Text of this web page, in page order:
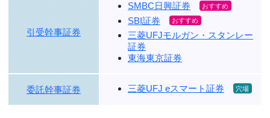
引受幹事証券
SMBC日興証券
SBI証券
三菱UFJモルガン・スタンレー
証券
東海東京証券
委託幹事証券 三菱UFJ eスマート証券